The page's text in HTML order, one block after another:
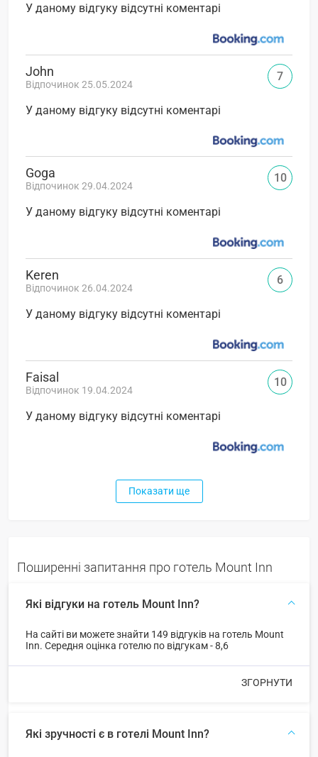
У даному відгуку відсутні коментарі
John
Відпочинок 25.05.2024
У даному відгуку відсутні коментарі
7
Goga
Відпочинок 29.04.2024
У даному відгуку відсутні коментарі
10
Keren
Відпочинок 26.04.2024
У даному відгуку відсутні коментарі
6
Faisal
Відпочинок 19.04.2024
У даному відгуку відсутні коментарі
10
Показати ще
Поширенні запитання про готель Mount Inn
Які відгуки на готель Mount Inn?
На сайті ви можете знайти 149 відгуків на готель Mount
Inn. Середня оцінка готелю по відгукам - 8,6
ЗГОРНУТИ
Які зручності є в готелі Mount Inn?